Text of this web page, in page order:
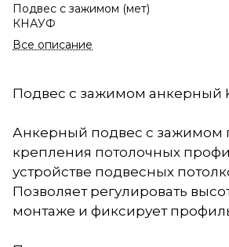
Подвес с зажимом (мет)
КНАУФ
Все описание
Подвес с зажимом анкерный
Анкерный подвес с зажимом
крепления потолочных
устройстве подвесных
Позволяет регулировать
монтаже и фиксирует